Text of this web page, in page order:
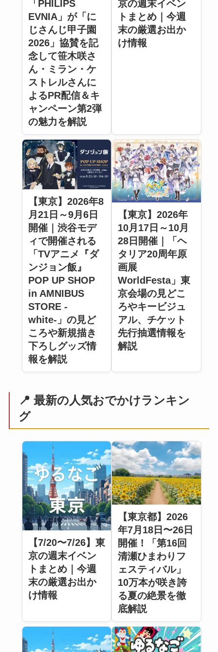
「PHILIPS
EVNIA」が「に
じさんじ甲子園
2026」協賛を記
念して笹木咲さ
ん・ミラン・ケ
ストレルさんに
よるPR配信＆キ
ャンペーン第2弾
の魅力を解説
京の週末イベン
トまとめ｜今週
末の厳選お出か
け情報
【東京】2026年8
月21日～9月6日
開催｜渋谷モデ
ィで開催される
「TVアニメ『ダ
ンジョン飯』
POP UP SHOP
in AMNIBUS
STORE -
white-」の見ど
ころや新規描き
下ろしグッズ情
報を解説
【東京】2026年
10月17日～10月
28日開催｜「ヘ
タリア20周年原
画展
WorldFesta」東
京会場の見どこ
ろやキービジュ
アル、チケット
先行抽選情報を
解説
📍 最新の人気おでかけランキン
グ
【7/20〜7/26】東
京の週末イベン
トまとめ｜今週
末の厳選お出か
け情報
【東京都】2026
年7月18日〜26日
開催！「第16回
清瀬ひまわりフ
ェスティバル」
10万本が咲き誇
る夏の絶景を徹
底解説